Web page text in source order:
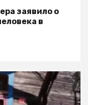
заявило о
в